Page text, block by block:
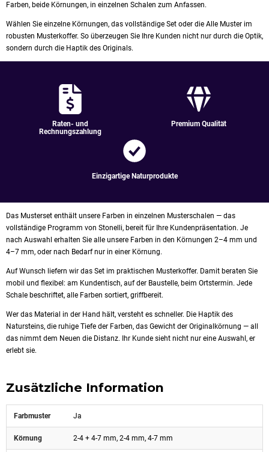
Farben, beide Körnungen, in einzelnen Schalen zum Anfassen.
Wählen Sie einzelne Körnungen, das vollständige Set oder die Alle Muster im
robusten Musterkoffer. So überzeugen Sie Ihre Kunden nicht nur durch die Optik,
sondern durch die Haptik des Originals.
Raten- und
Rechnungszahlung
Premium Qualität
Einzigartige Naturprodukte
Das Musterset enthält unsere Farben in einzelnen Musterschalen — das
vollständige Programm von Stonelli, bereit für Ihre Kundenpräsentation. Je
nach Auswahl erhalten Sie alle unsere Farben in den Körnungen 2–4 mm und
4–7 mm, oder nach Bedarf nur in einer Körnung.
Auf Wunsch liefern wir das Set im praktischen Musterkoffer. Damit beraten Sie
mobil und flexibel: am Kundentisch, auf der Baustelle, beim Ortstermin. Jede
Schale beschriftet, alle Farben sortiert, griffbereit.
Wer das Material in der Hand hält, versteht es schneller. Die Haptik des
Natursteins, die ruhige Tiefe der Farben, das Gewicht der Originalkörnung — all
das nimmt dem Neuen die Distanz. Ihr Kunde sieht nicht nur eine Auswahl, er
erlebt sie.
Zusätzliche Information
Farbmuster Ja
Körnung 2-4 + 4-7 mm, 2-4 mm, 4-7 mm